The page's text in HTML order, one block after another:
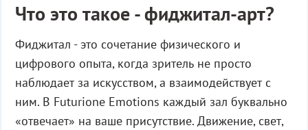
Что это такое - фиджитал-арт?
Фиджитал - это сочетание физического и
цифрового опыта, когда зритель не просто
наблюдает за искусством, а взаимодействует с
ним. В Futurione Emotions каждый зал буквально
«отвечает» на ваше присутствие. Движение, свет,